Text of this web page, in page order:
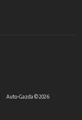
Auto-Gazda © 2026